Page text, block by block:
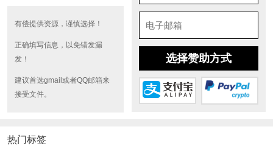
有偿提供资源，谨慎选择！
正确填写信息，以免错发漏
发！
建议首选gmail或者QQ邮箱来
接受文件。
选择赞助方式
热门标签